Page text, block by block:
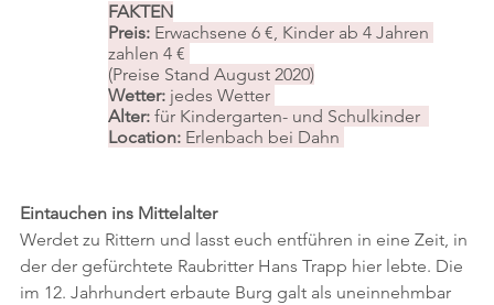
FAKTEN
Preis: Erwachsene 6 €, Kinder ab 4 Jahren
zahlen 4 €
(Preise Stand August 2020)
Wetter: jedes Wetter
Alter: für Kindergarten- und Schulkinder
Location: Erlenbach bei Dahn
Eintauchen ins Mittelalter
Werdet zu Rittern und lasst euch entführen in eine Zeit, in
der der gefürchtete Raubritter Hans Trapp hier lebte. Die
im 12. Jahrhundert erbaute Burg galt als uneinnehmbar